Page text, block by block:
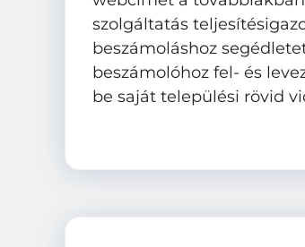
szolgáltatás
beszámoláshoz
beszámolóhoz fel- és
be saját települési rövid